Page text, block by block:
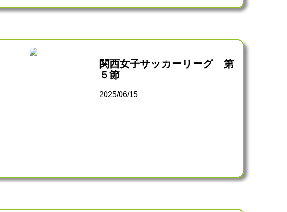
関西女子サッカーリーグ 第
５節
2025/06/15